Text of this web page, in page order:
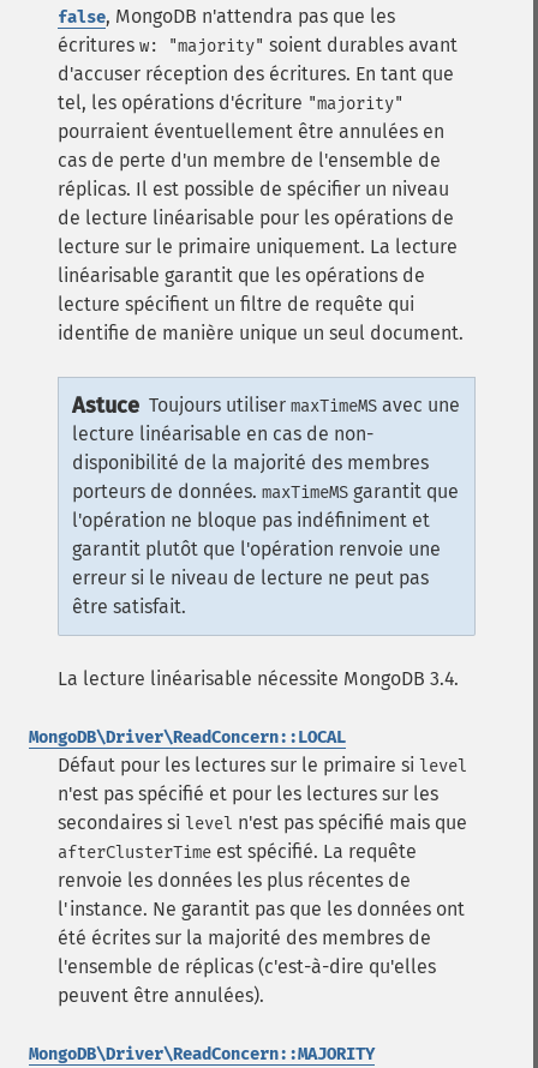
false, MongoDB n'attendra pas que les
écritures w: "majority" soient durables avant
d'accuser réception des écritures. En tant que
tel, les opérations d'écriture "majority"
pourraient éventuellement être annulées en
cas de perte d'un membre de l'ensemble de
réplicas. Il est possible de spécifier un niveau
de lecture linéarisable pour les opérations de
lecture sur le primaire uniquement. La lecture
linéarisable garantit que les opérations de
lecture spécifient un filtre de requête qui
identifie de manière unique un seul document.
Astuce Toujours utiliser maxTimeMS avec une
lecture linéarisable en cas de non-
disponibilité de la majorité des membres
porteurs de données. maxTimeMS garantit que
l'opération ne bloque pas indéfiniment et
garantit plutôt que l'opération renvoie une
erreur si le niveau de lecture ne peut pas
être satisfait.
La lecture linéarisable nécessite MongoDB 3.4.
MongoDB\Driver\ReadConcern::LOCAL
Défaut pour les lectures sur le primaire si level
n'est pas spécifié et pour les lectures sur les
secondaires si level n'est pas spécifié mais que
afterClusterTime est spécifié. La requête
renvoie les données les plus récentes de
l'instance. Ne garantit pas que les données ont
été écrites sur la majorité des membres de
l'ensemble de réplicas (c'est-à-dire qu'elles
peuvent être annulées).
MongoDB\Driver\ReadConcern::MAJORITY